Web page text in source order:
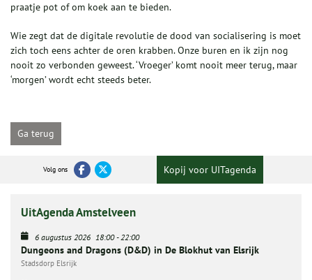
praatje pot of om koek aan te bieden.
Wie zegt dat de digitale revolutie de dood van socialisering is moet
zich toch eens achter de oren krabben. Onze buren en ik zijn nog
nooit zo verbonden geweest. ‘Vroeger’ komt nooit meer terug, maar
‘morgen’ wordt echt steeds beter.
Ga terug
Volg ons Kopij voor UITagenda
UitAgenda Amstelveen
6 augustus 2026 18:00-22:00
Dungeons and Dragons (D&D) in De Blokhut van Elsrijk
Stadsdorp Elsrijk